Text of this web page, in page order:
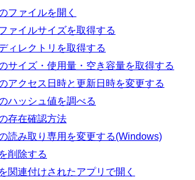
ファイルを開く
ァイルサイズを取得する
ィレクトリを取得する
サイズ・使用量・空き容量を取得する
アクセス日時と更新日時を変更する
ハッシュ値を調べる
存在確認方法
読み取り専用を変更する(Windows)
削除する
関連付けされたアプリで開く